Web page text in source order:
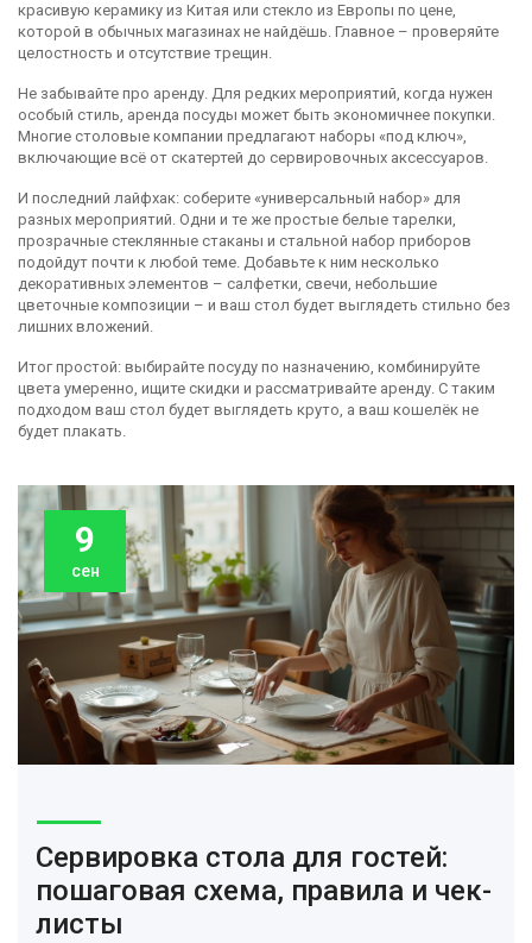
красивую керамику из Китая или стекло из Европы по цене,
которой в обычных магазинах не найдёшь. Главное – проверяйте
целостность и отсутствие трещин.
Не забывайте про аренду. Для редких мероприятий, когда нужен
особый стиль, аренда посуды может быть экономичнее покупки.
Многие столовые компании предлагают наборы «под ключ»,
включающие всё от скатертей до сервировочных аксессуаров.
И последний лайфхак: соберите «универсальный набор» для
разных мероприятий. Одни и те же простые белые тарелки,
прозрачные стеклянные стаканы и стальной набор приборов
подойдут почти к любой теме. Добавьте к ним несколько
декоративных элементов – салфетки, свечи, небольшие
цветочные композиции – и ваш стол будет выглядеть стильно без
лишних вложений.
Итог простой: выбирайте посуду по назначению, комбинируйте
цвета умеренно, ищите скидки и рассматривайте аренду. С таким
подходом ваш стол будет выглядеть круто, а ваш кошелёк не
будет плакать.
9
сен
Сервировка стола для гостей:
пошаговая схема, правила и чек-
листы